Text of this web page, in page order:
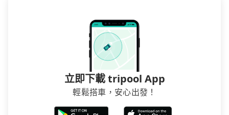
立即下載 tripool App
輕鬆搭車，安心出發！